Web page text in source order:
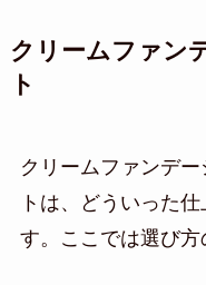
クリームファン
ト
クリームファンデ
トは、どういった
す。ここでは選び方